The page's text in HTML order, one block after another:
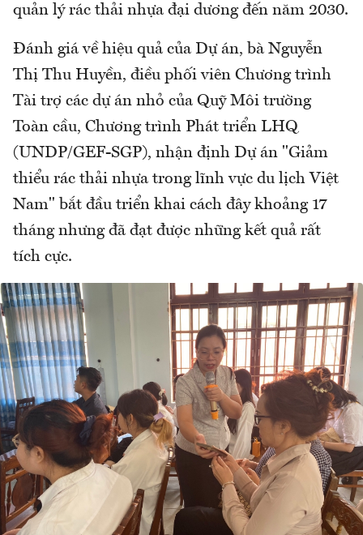
quản lý rác thải nhựa đại dương đến năm 2030.
Đánh giá về hiệu quả của Dự án, bà Nguyễn
Thị Thu Huyền, điều phối viên Chương trình
Tài trợ các dự án nhỏ của Quỹ Môi trường
Toàn cầu, Chương trình Phát triển LHQ
(UNDP/GEF-SGP), nhận định Dự án "Giảm
thiểu rác thải nhựa trong lĩnh vực du lịch Việt
Nam" bắt đầu triển khai cách đây khoảng 17
tháng nhưng đã đạt được những kết quả rất
tích cực.